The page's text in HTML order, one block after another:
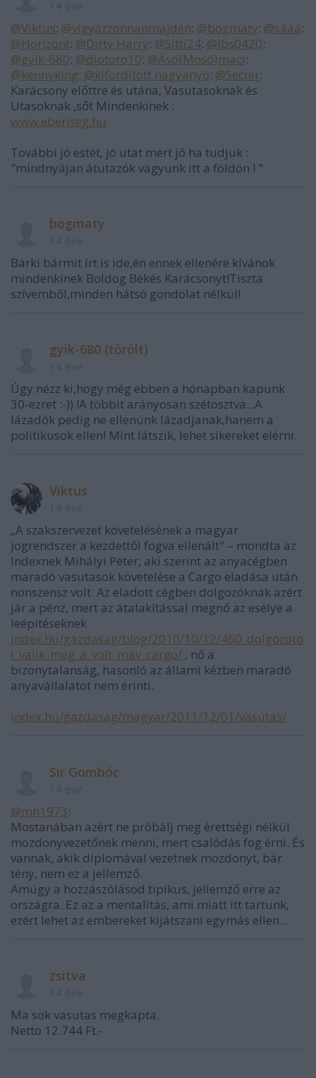
@Viktus: @vigyázzonnanmajdén: @bogmaty: @sááá:
@Horizont: @Dirty Harry: @Sitti24: @lbs0420:
@gyik-680: @diotoro10: @Ásó[Mosó]maci:
@kennyking: @kifordított nagyanyó: @Secnir:
Karácsony előttre és utána, Vasutasoknak és
Utasoknak ,sőt Mindenkinek :
www.eberiseg.hu
További jó estét, jó utat mert jó ha tudjuk :
"mindnyájan átutazók vagyunk itt a földön ! "
bogmaty
Bárki bármit írt is ide,én ennek ellenére kívánok
mindenkinek Boldog Békés Karácsonyt!Tiszta
szívemből,minden hátsó gondolat nélkül!
gyik-680 (törölt)
Úgy nézz ki,hogy még ebben a hónapban kapunk
30-ezret :-)) !A többit arányosan szétosztva...A
lázadók pedig ne ellenünk lázadjanak,hanem a
politikusok ellen! Mint látszik, lehet sikereket elérni.
Viktus
„A szakszervezet követelésének a magyar
jogrendszer a kezdettől fogva ellenált" – mondta az
Indexnek Mihályi Péter, aki szerint az anyacégben
maradó vasutasok követelése a Cargo eladása után
nonszensz volt. Az eladott cégben dolgozóknak azért
jár a pénz, mert az átalakítással megnő az esélye a
leépítéseknek
index.hu/gazdasag/blog/2010/10/12/460_dolgozoto
l_valik_meg_a_volt_mav_cargo/ , nő a
bizonytalanság, hasonló az állami kézben maradó
anyavállalatot nem érinti.
index.hu/gazdasag/magyar/2011/12/01/vasutas/
Sir Gombóc
@mh1973:
Mostanában azért ne próbálj meg érettségi nélkül
mozdonyvezetőnek menni, mert csalódás fog érni. És
vannak, akik diplomával vezetnek mozdonyt, bár
tény, nem ez a jellemző.
Amúgy a hozzászólásod tipikus, jellemző erre az
országra. Ez az a mentalitás, ami miatt itt tartunk,
ezért lehet az embereket kijátszani egymás ellen...
zsitva
Ma sok vasutas megkapta.
Netto 12.744 Ft.-